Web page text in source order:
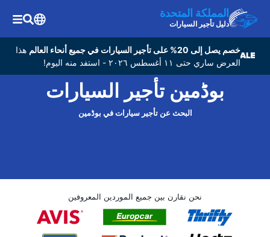
المملكة المتحدة
دليل تأجير السيارات
خصم يصل إلى 20% على تأجير السيارات في جميع أنحاء العالم
هذا
العرض ساري حتى ١١ أغسطس ٢٠٢٦ - استفد منه اليوم!
بوڈمین تأجير السيارات
البحث عن تأجير سيارات في بوڈمین
نحن نقارن بين جميع الموردين المعروفين